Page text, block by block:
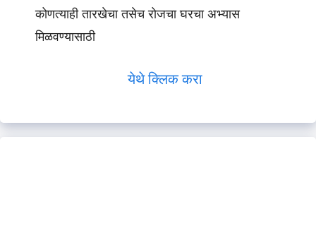
कोणत्याही तारखेचा तसेच रोजचा घरचा अभ्यास
मिळवण्यासाठी
येथे क्लिक करा